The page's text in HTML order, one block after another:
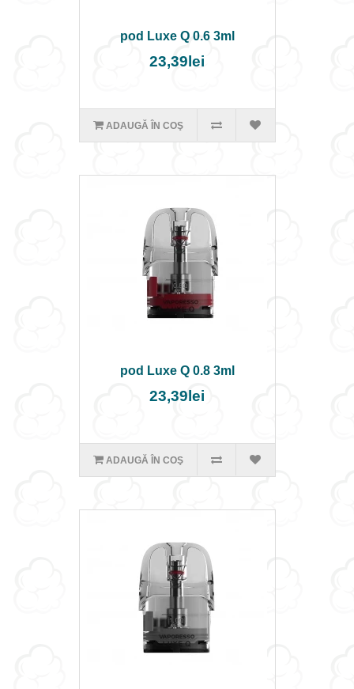
pod Luxe Q 0.6 3ml
23,39lei
ADAUGĂ ÎN COŞ
pod Luxe Q 0.8 3ml
23,39lei
ADAUGĂ ÎN COŞ